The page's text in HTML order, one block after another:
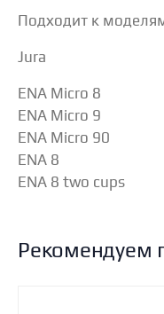
Подходит к
Jura
ENA Micro 8
ENA Micro 9
ENA Micro 90
ENA 8
ENA 8 two cups
Рекомендуем